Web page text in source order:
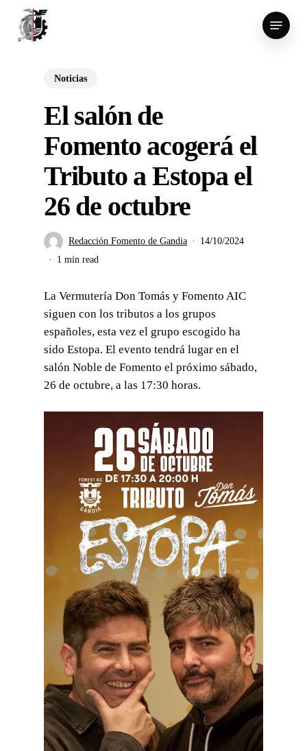
main
Menu
Noticias
El salón de
Fomento acogerá el
Tributo a Estopa el
26 de octubre
Redacción Fomento de Gandia
14/10/2024
1 min read
La Vermutería Don Tomás y Fomento AIC
siguen con los tributos a los grupos
españoles, esta vez el grupo escogido ha
sido Estopa. El evento tendrá lugar en el
salón Noble de Fomento el próximo sábado,
26 de octubre, a las 17:30 horas.